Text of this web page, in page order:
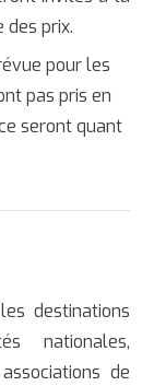
prix.
pour les
pas pris en
seront quant
destinations
nationales,
de